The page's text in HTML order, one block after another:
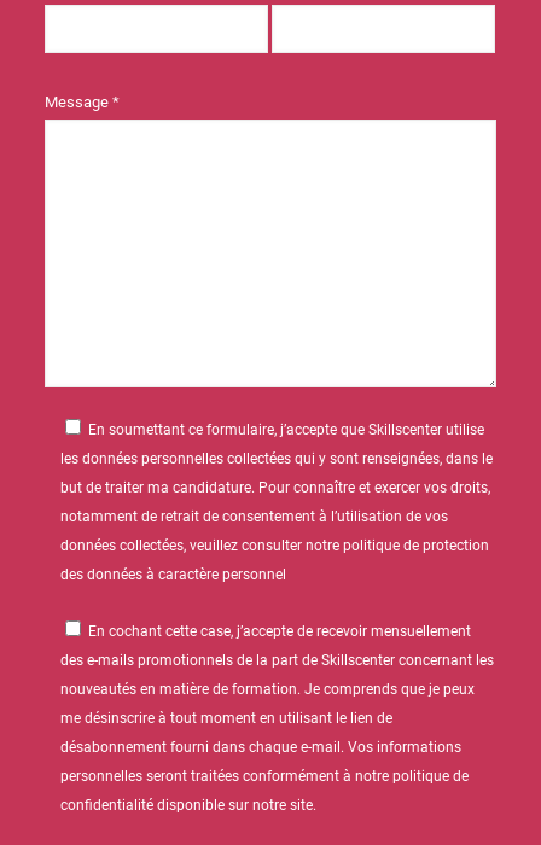
Message *
En soumettant ce formulaire, j’accepte que Skillscenter utilise
les données personnelles collectées qui y sont renseignées, dans le
but de traiter ma candidature. Pour connaître et exercer vos droits,
notamment de retrait de consentement à l’utilisation de vos
données collectées, veuillez consulter notre politique de protection
des données à caractère personnel
En cochant cette case, j’accepte de recevoir mensuellement
des e-mails promotionnels de la part de Skillscenter concernant les
nouveautés en matière de formation. Je comprends que je peux
me désinscrire à tout moment en utilisant le lien de
désabonnement fourni dans chaque e-mail. Vos informations
personnelles seront traitées conformément à notre politique de
confidentialité disponible sur notre site.